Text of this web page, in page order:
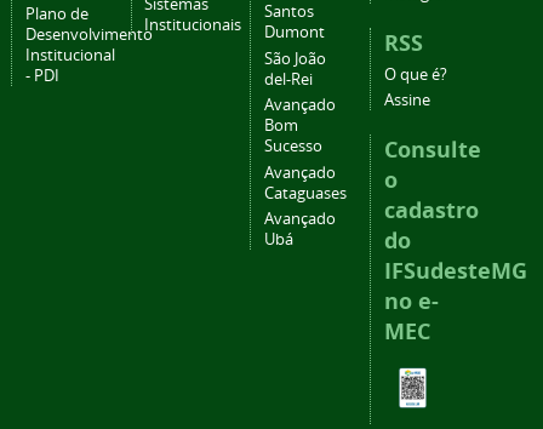
Plano de
Desenvolvimento
Institucional
- PDI
Sistemas
Institucionais
Santos
Dumont
São João
del-Rei
Avançado
Bom
Sucesso
Avançado
Cataguases
Avançado
Ubá
RSS
O que é?
Assine
Consulte
o
cadastro
do
IFSudesteMG
no e-
MEC